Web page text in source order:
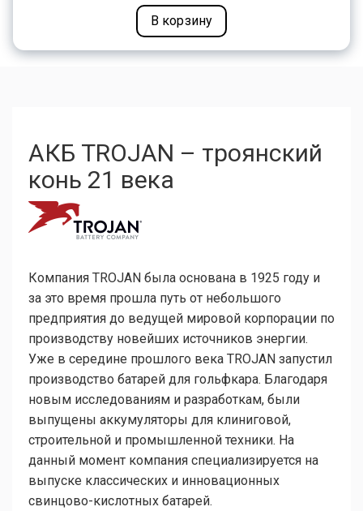
В корзину
АКБ TROJAN – троянский
конь 21 века
Компания TROJAN была основана в 1925 году и
за это время прошла путь от небольшого
предприятия до ведущей мировой корпорации по
производству новейших источников энергии.
Уже в середине прошлого века TROJAN запустил
производство батарей для гольфкара. Благодаря
новым исследованиям и разработкам, были
выпущены аккумуляторы для клиниговой,
строительной и промышленной техники. На
данный момент компания специализируется на
выпуске классических и инновационных
свинцово-кислотных батарей.